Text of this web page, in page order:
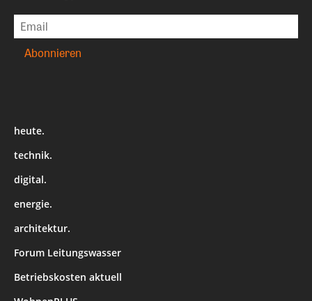
heute.
technik.
digital.
energie.
architektur.
Forum Leitungswasser
Betriebskosten aktuell